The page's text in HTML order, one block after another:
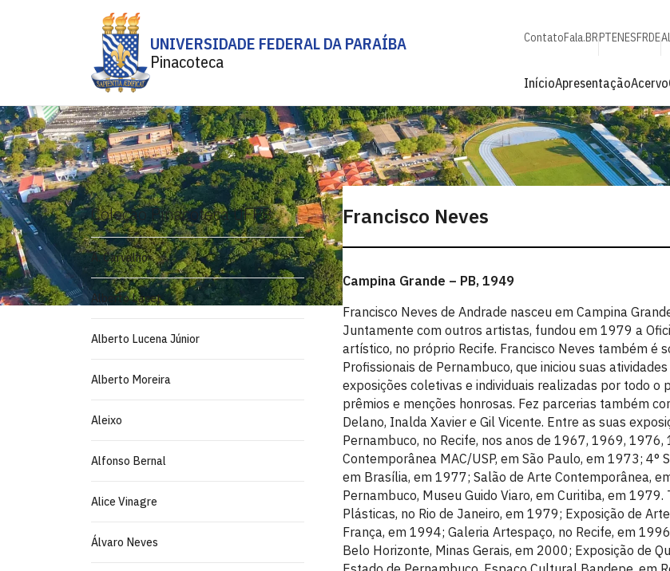
UNIVERSIDADE FEDERAL DA PARAÍBA
Pinacoteca
ContatoFala.BRPTENESFRDE
InícioApresentaçãoAcervo
Coleção Pinacoteca UFPB
A. Carvalho
Alberto Lacet
Alberto Lucena Júnior
Alberto Moreira
Aleixo
Alfonso Bernal
Alice Vinagre
Álvaro Neves
Francisco Neves
Campina Grande – PB, 1949
Francisco Neves de Andrade nasceu em Campina
Juntamente com outros artistas, fundou em 1979 a
artístico, no próprio Recife. Francisco Neves também é
Profissionais de Pernambuco, que iniciou suas
exposições coletivas e individuais realizadas por todo
prêmios e menções honrosas. Fez parcerias também
Delano, Inalda Xavier e Gil Vicente. Entre as suas
Pernambuco, no Recife, nos anos de 1967, 1969,
Contemporânea MAC/USP, em São Paulo, em 1973;
em Brasília, em 1977; Salão de Arte Contemporânea,
Pernambuco, Museu Guido Viaro, em Curitiba, em
Plásticas, no Rio de Janeiro, em 1979; Exposição de
França, em 1994; Galeria Artespaço, no Recife, em
Belo Horizonte, Minas Gerais, em 2000; Exposição de